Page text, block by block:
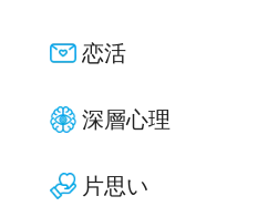
恋活
深層心理
片思い